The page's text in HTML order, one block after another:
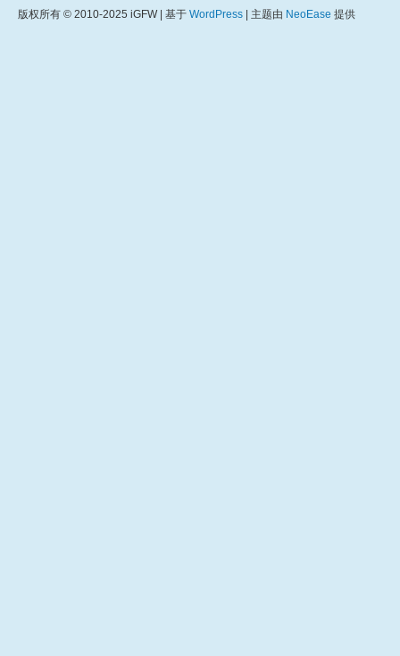
版权所有 © 2010-2025 iGFW | 基于 WordPress | 主题由 NeoEase 提供